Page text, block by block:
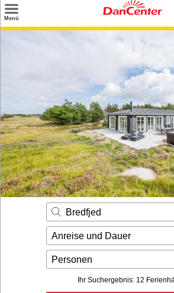
Menü
Angebote
Inspiration
Kontakt
Gut zu wissen
Login
Bredfjed
Anreise und Dauer
Personen
Ihr Suchergebnis: 12